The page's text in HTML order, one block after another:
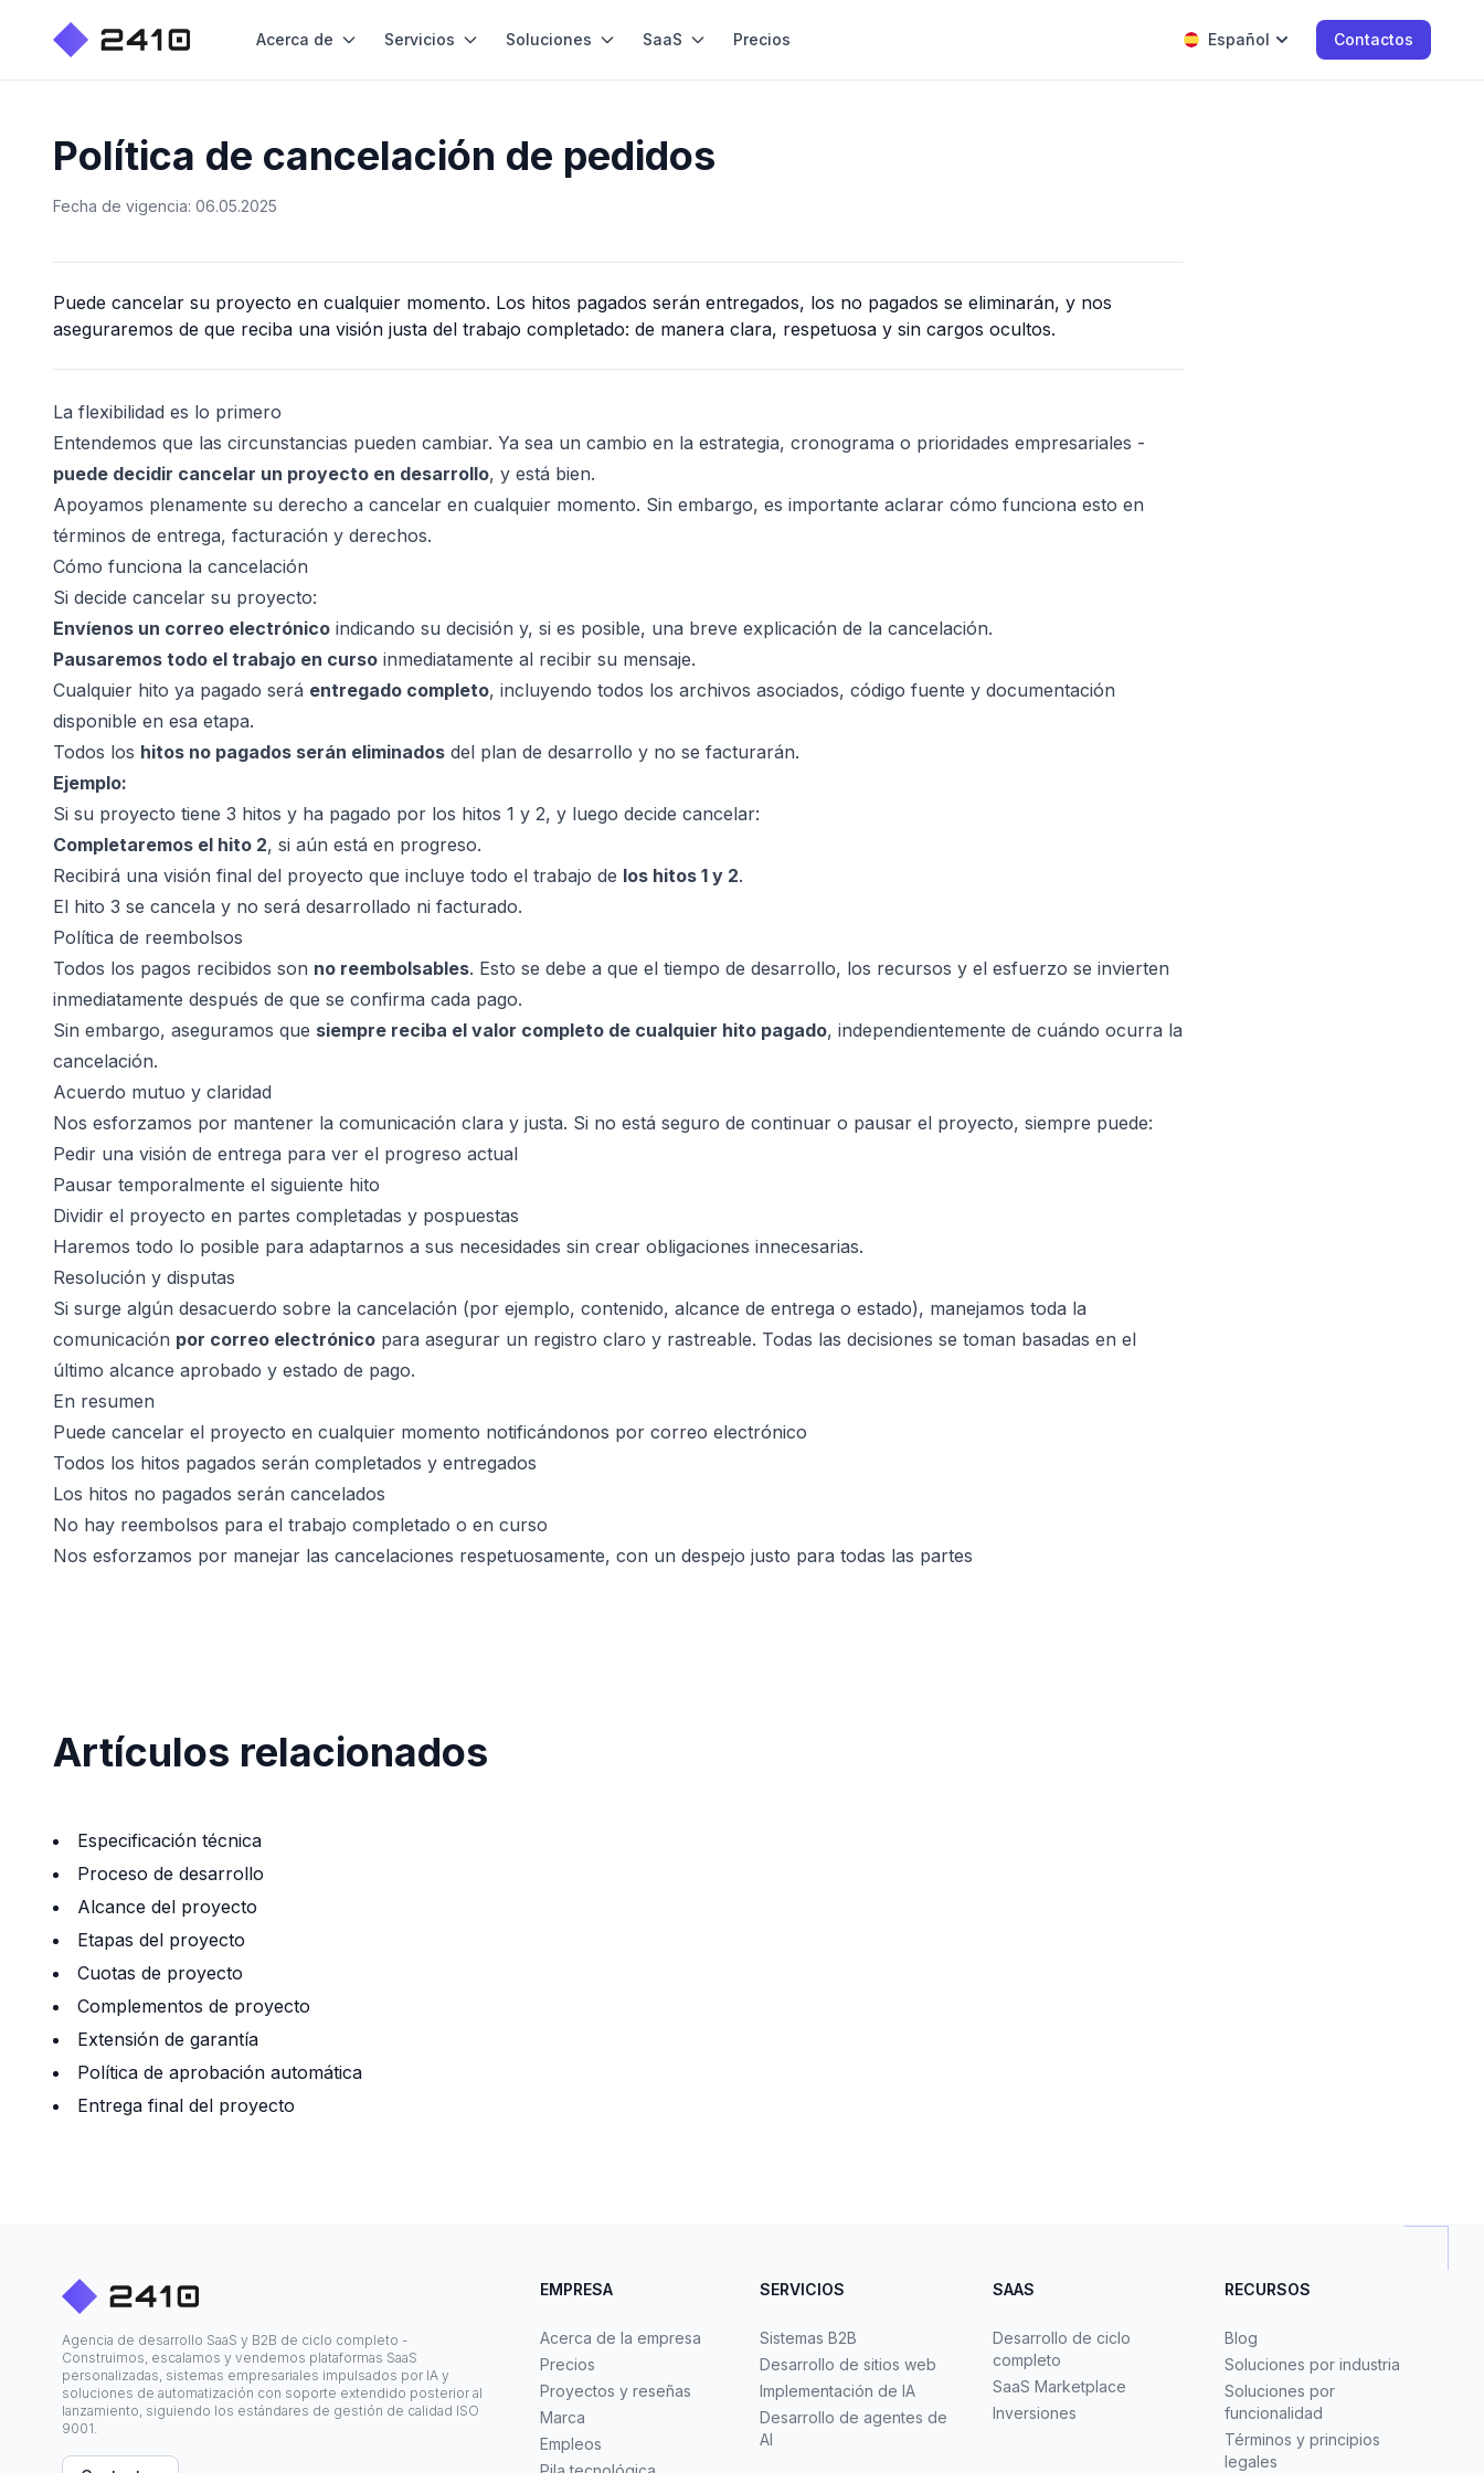
Acerca de Servicios Soluciones SaaS Precios Español Contactos
Política de cancelación de pedidos
Fecha de vigencia: 06.05.2025
Puede cancelar su proyecto en cualquier momento. Los hitos pagados serán entregados, los no pagados se eliminarán, y nos
aseguraremos de que reciba una visión justa del trabajo completado: de manera clara, respetuosa y sin cargos ocultos.
La flexibilidad es lo primero
Entendemos que las circunstancias pueden cambiar. Ya sea un cambio en la estrategia, cronograma o prioridades empresariales -
puede decidir cancelar un proyecto en desarrollo, y está bien.
Apoyamos plenamente su derecho a cancelar en cualquier momento. Sin embargo, es importante aclarar cómo funciona esto en
términos de entrega, facturación y derechos.
Cómo funciona la cancelación
Si decide cancelar su proyecto:
Envíenos un correo electrónico indicando su decisión y, si es posible, una breve explicación de la cancelación.
Pausaremos todo el trabajo en curso inmediatamente al recibir su mensaje.
Cualquier hito ya pagado será entregado completo, incluyendo todos los archivos asociados, código fuente y documentación
disponible en esa etapa.
Todos los hitos no pagados serán eliminados del plan de desarrollo y no se facturarán.
Ejemplo:
Si su proyecto tiene 3 hitos y ha pagado por los hitos 1 y 2, y luego decide cancelar:
Completaremos el hito 2, si aún está en progreso.
Recibirá una visión final del proyecto que incluye todo el trabajo de los hitos 1 y 2.
El hito 3 se cancela y no será desarrollado ni facturado.
Política de reembolsos
Todos los pagos recibidos son no reembolsables. Esto se debe a que el tiempo de desarrollo, los recursos y el esfuerzo se invierten
inmediatamente después de que se confirma cada pago.
Sin embargo, aseguramos que siempre reciba el valor completo de cualquier hito pagado, independientemente de cuándo ocurra la
cancelación.
Acuerdo mutuo y claridad
Nos esforzamos por mantener la comunicación clara y justa. Si no está seguro de continuar o pausar el proyecto, siempre puede:
Pedir una visión de entrega para ver el progreso actual
Pausar temporalmente el siguiente hito
Dividir el proyecto en partes completadas y pospuestas
Haremos todo lo posible para adaptarnos a sus necesidades sin crear obligaciones innecesarias.
Resolución y disputas
Si surge algún desacuerdo sobre la cancelación (por ejemplo, contenido, alcance de entrega o estado), manejamos toda la
comunicación por correo electrónico para asegurar un registro claro y rastreable. Todas las decisiones se toman basadas en el
último alcance aprobado y estado de pago.
En resumen
Puede cancelar el proyecto en cualquier momento notificándonos por correo electrónico
Todos los hitos pagados serán completados y entregados
Los hitos no pagados serán cancelados
No hay reembolsos para el trabajo completado o en curso
Nos esforzamos por manejar las cancelaciones respetuosamente, con un despejo justo para todas las partes
Artículos relacionados
Especificación técnica
Proceso de desarrollo
Alcance del proyecto
Etapas del proyecto
Cuotas de proyecto
Complementos de proyecto
Extensión de garantía
Política de aprobación automática
Entrega final del proyecto
Agencia de desarrollo SaaS y B2B de ciclo completo -
Construimos, escalamos y vendemos plataformas SaaS
personalizadas, sistemas empresariales impulsados por IA y
soluciones de automatización con soporte extendido posterior al
lanzamiento, siguiendo los estándares de gestión de calidad ISO
9001.
EMPRESA
Acerca de la empresa
Precios
Proyectos y reseñas
Marca
Empleos
SERVICIOS
Sistemas B2B
Desarrollo de sitios web
Implementación de IA
Desarrollo de agentes de
AI
SAAS
Desarrollo de ciclo
completo
SaaS Marketplace
Inversiones
RECURSOS
Blog
Soluciones por industria
Soluciones por
funcionalidad
Términos y principios
legales